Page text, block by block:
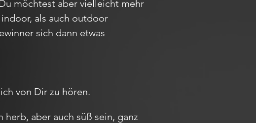
möchtest aber vielleicht mehr
als auch outdoor
sich dann etwas
von Dir zu hören.
aber auch süß sein, ganz